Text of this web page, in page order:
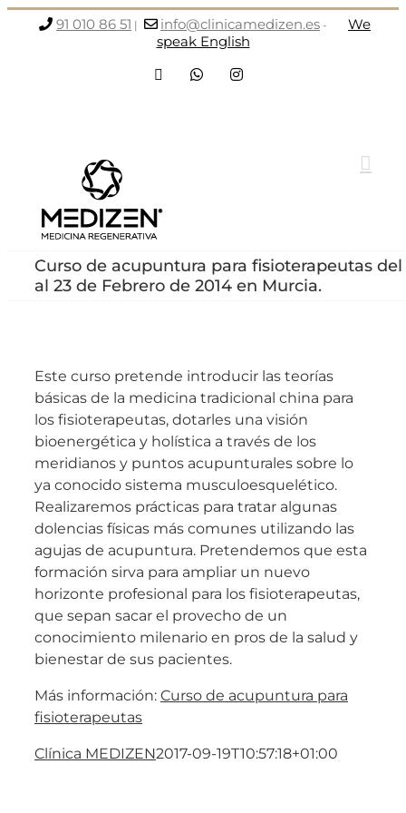
91 010 86 51 | info@clinicamedizen.es -
We
speak English
FacebookWhatsAppInstagram
Curso de acupuntura para fisioterapeutas del
al 23 de Febrero de 2014 en Murcia.
Este curso pretende introducir las teorías
básicas de la medicina tradicional china para
los fisioterapeutas, dotarles una visión
bioenergética y holística a través de los
meridianos y puntos acupunturales sobre lo
ya conocido sistema musculoesquelético.
Realizaremos prácticas para tratar algunas
dolencias físicas más comunes utilizando las
agujas de acupuntura. Pretendemos que esta
formación sirva para ampliar un nuevo
horizonte profesional para los fisioterapeutas,
que sepan sacar el provecho de un
conocimiento milenario en pros de la salud y
bienestar de sus pacientes.
Más información: Curso de acupuntura para
fisioterapeutas
Clínica MEDIZEN2017-09-19T10:57:18+01:00